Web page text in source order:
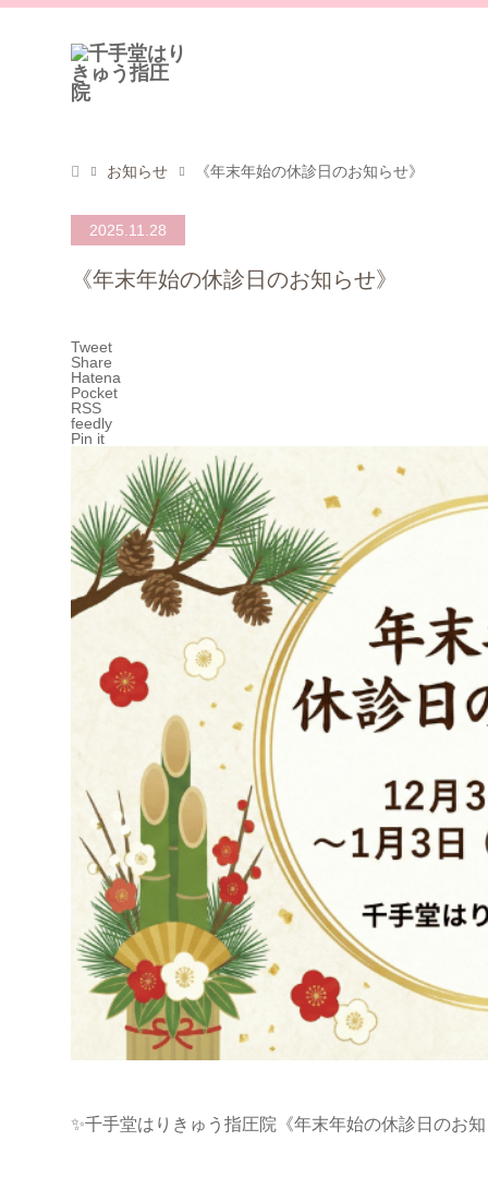
お知らせ 《年末年始の休診日のお知らせ》
2025.11.28
《年末年始の休診日のお知らせ》
Tweet
Share
Hatena
Pocket
RSS
feedly
Pin it
✨千手堂はりきゅう指圧院《年末年始の休診日のお